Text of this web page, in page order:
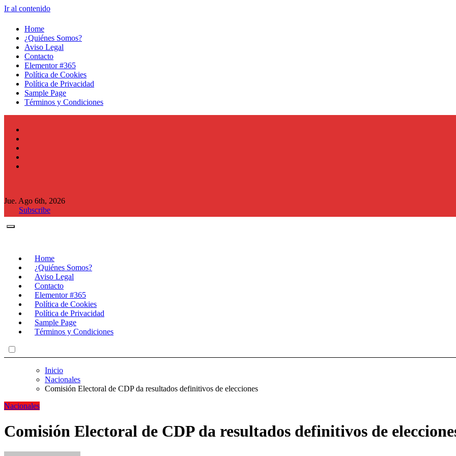
Ir al contenido
Home
¿Quiénes Somos?
Aviso Legal
Contacto
Elementor #365
Política de Cookies
Política de Privacidad
Sample Page
Términos y Condiciones
Jue. Ago 6th, 2026
Subscribe
Home
¿Quiénes Somos?
Aviso Legal
Contacto
Elementor #365
Política de Cookies
Política de Privacidad
Sample Page
Términos y Condiciones
Inicio
Nacionales
Comisión Electoral de CDP da resultados definitivos de elecciones
Nacionales
Comisión Electoral de CDP da resultados definitivos de